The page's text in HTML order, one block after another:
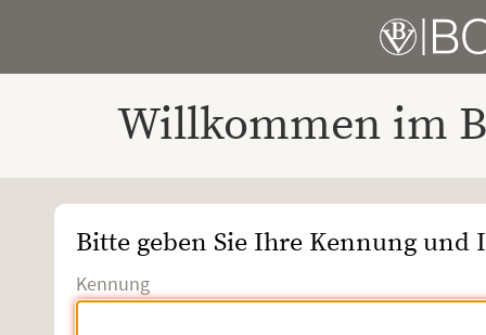
Willkommen im
Bitte geben Sie Ihre Kennung und
Kennung